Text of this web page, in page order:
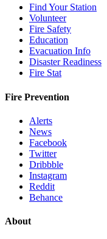
Find Your Station
Volunteer
Fire Safety
Education
Evacuation Info
Disaster Readiness
Fire Stat
Fire Prevention
Alerts
News
Facebook
Twitter
Dribbble
Instagram
Reddit
Behance
About